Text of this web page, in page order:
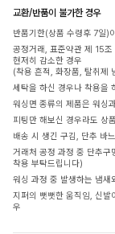
교환/반품이 불가한 경우
반품기한(상품 수령후 7일)
공정거래, 표준약관 제 15
현저히 감소한 경우
(착용 흔적, 화장품, 탈취제
세탁을 하신 경우나 착용을
워싱면 종류의 제품은 워싱
피팅만 해보신 경우라도 상
배송 시 생긴 구김, 단추 바
거래처 공정 과정 중 단추구
착용 부탁드립니다)
워싱 과정 중 발생하는 냄새
지퍼의 뻣뻣한 움직임, 신발
우